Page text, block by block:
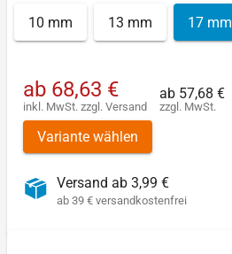
10 mm 13 mm 17 mm
ab 68,63 €
inkl. MwSt. zzgl. Versand
ab 57,68 €
zzgl. MwSt.
Variante wählen
Versand ab 3,99 €
ab 39 € versandkostenfrei